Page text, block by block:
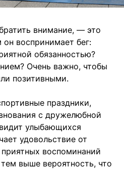
внимание, — это
воспринимает бег:
обязанностью?
Очень важно, чтобы
позитивными.
праздники,
с дружелюбной
улыбающихся
удовольствие от
воспоминаний
выше вероятность, что